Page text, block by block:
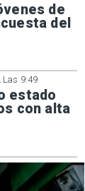
de
del
Las 9:49
estado
con alta